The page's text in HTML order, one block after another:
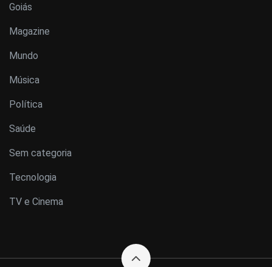
Goiás
Magazine
Mundo
Música
Política
Saúde
Sem categoria
Tecnologia
TV e Cinema